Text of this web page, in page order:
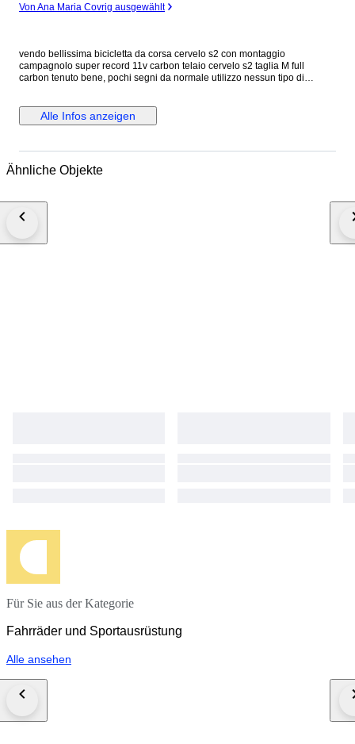
Von Ana Maria Covrig ausgewählt
vendo bellissima bicicletta da corsa cervelo s2 con montaggio
campagnolo super record 11v carbon telaio cervelo s2 taglia M full
carbon tenuto bene, pochi segni da normale utilizzo nessun tipo di
( deragliatore anteriore chorus 11v) manubrio most in carbonio pedivelle
campagnolo in carbonio forgiato pedali doppio uso in metallo flat o con
sella fizik
Alle Infos anzeigen
Ähnliche Objekte
Für Sie aus der Kategorie
Fahrräder und Sportausrüstung
Alle ansehen